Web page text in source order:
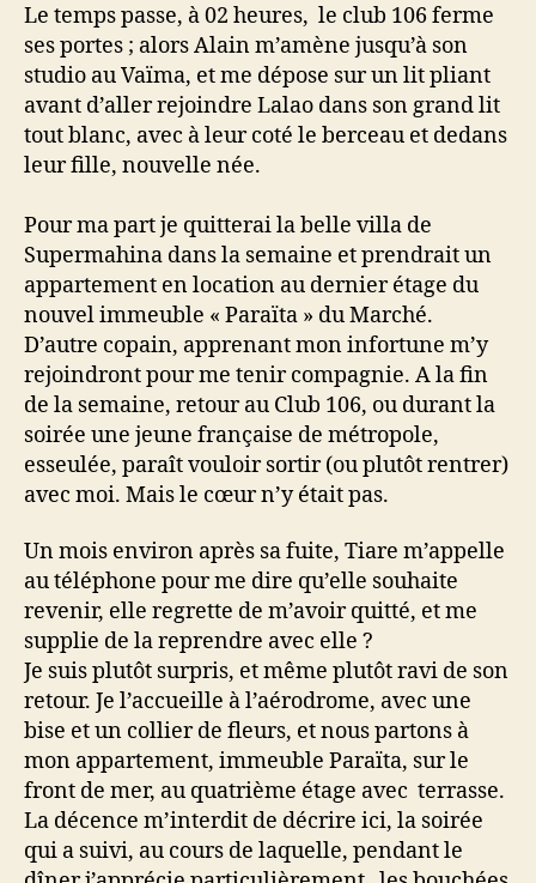
Le temps passe, à 02 heures, le club 106 ferme
ses portes ; alors Alain m’amène jusqu’à son
studio au Vaïma, et me dépose sur un lit pliant
avant d’aller rejoindre Lalao dans son grand lit
tout blanc, avec à leur coté le berceau et dedans
leur fille, nouvelle née.
Pour ma part je quitterai la belle villa de
Supermahina dans la semaine et prendrait un
appartement en location au dernier étage du
nouvel immeuble « Paraïta » du Marché.
D’autre copain, apprenant mon infortune m’y
rejoindront pour me tenir compagnie. A la fin
de la semaine, retour au Club 106, ou durant la
soirée une jeune française de métropole,
esseulée, paraît vouloir sortir (ou plutôt rentrer)
avec moi. Mais le cœur n’y était pas.
Un mois environ après sa fuite, Tiare m’appelle
au téléphone pour me dire qu’elle souhaite
revenir, elle regrette de m’avoir quitté, et me
supplie de la reprendre avec elle ?
Je suis plutôt surpris, et même plutôt ravi de son
retour. Je l’accueille à l’aérodrome, avec une
bise et un collier de fleurs, et nous partons à
mon appartement, immeuble Paraïta, sur le
front de mer, au quatrième étage avec terrasse.
La décence m’interdit de décrire ici, la soirée
qui a suivi, au cours de laquelle, pendant le